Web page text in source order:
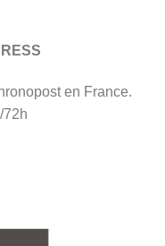
en France.
72h